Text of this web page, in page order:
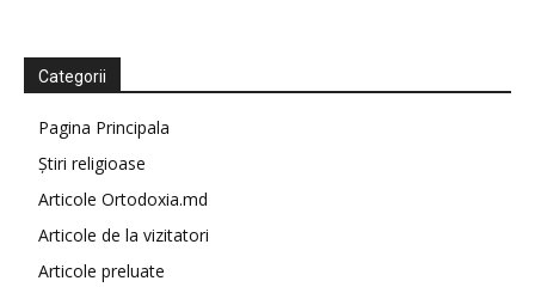
Categorii
Pagina Principala
Știri religioase
Articole Ortodoxia.md
Articole de la vizitatori
Articole preluate